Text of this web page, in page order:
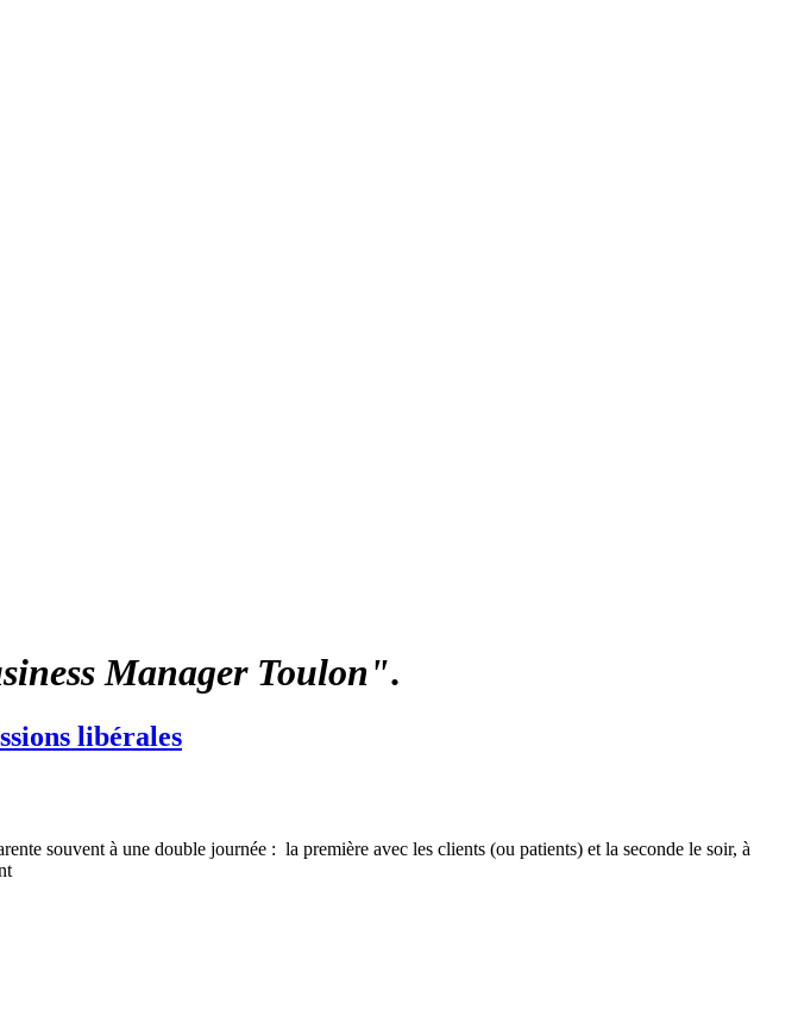
Manager Toulon".
libérales
souvent à une double journée : la première avec les clients (ou patients) et la seconde le soir, à